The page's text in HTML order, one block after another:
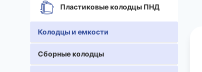
Пластиковые колодцы ПНД
Колодцы и емкости
Сборные колодцы